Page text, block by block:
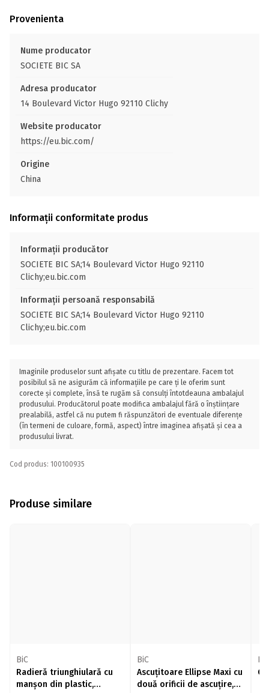
Provenienta
Nume producator
SOCIETE BIC SA
Adresa producator
14 Boulevard Victor Hugo 92110 Clichy
Website producator
https://eu.bic.com/
Origine
China
Informații conformitate produs
Informații producător
SOCIETE BIC SA;14 Boulevard Victor Hugo 92110
Clichy;eu.bic.com
Informații persoană responsabilă
SOCIETE BIC SA;14 Boulevard Victor Hugo 92110
Clichy;eu.bic.com
Imaginile produselor sunt afișate cu titlu de prezentare. Facem tot
posibilul să ne asigurăm că informațiile pe care ți le oferim sunt
corecte și complete, însă te rugăm să consulți întotdeauna ambalajul
produsului. Producătorul poate modifica ambalajul fără o înștiințare
prealabilă, astfel că nu putem fi răspunzători de eventuale diferențe
(în termeni de culoare, formă, aspect) între imaginea afișată și cea a
produsului livrat.
Cod produs: 100100935
Produse similare
BiC
Radieră triunghiulară cu
manșon din plastic,
BiC
Ascuțitoare Ellipse Maxi cu
două orificii de ascuțire,
BiC